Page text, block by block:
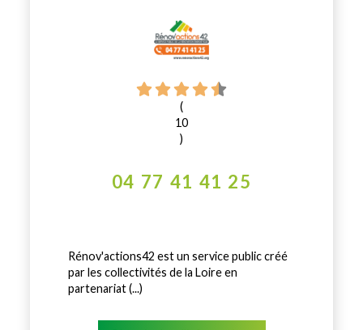
(
10
)
04 77 41 41 25
Rénov'actions42 est un service public créé
par les collectivités de la Loire en
partenariat (...)